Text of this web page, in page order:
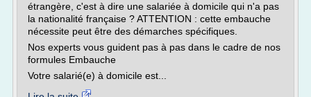
étrangère, c'est à dire une salariée à domicile qui n'a pas
la nationalité française ? ATTENTION : cette embauche
nécessite peut être des démarches spécifiques.
Nos experts vous guident pas à pas dans le cadre de nos
formules Embauche
Votre salarié(e) à domicile est...